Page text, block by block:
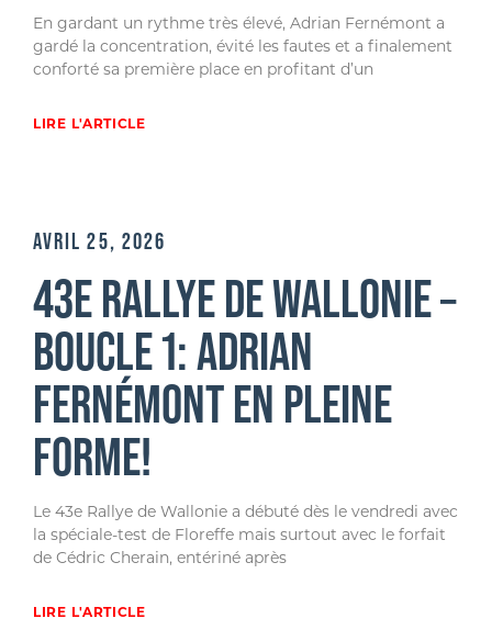
En gardant un rythme très élevé, Adrian Fernémont a
gardé la concentration, évité les fautes et a finalement
conforté sa première place en profitant d’un
LIRE L'ARTICLE
43E RALLYE DE WALLONIE –
BOUCLE 1: ADRIAN
FERNÉMONT EN PLEINE
FORME!
AVRIL 25, 2026
Le 43e Rallye de Wallonie a débuté dès le vendredi avec
la spéciale-test de Floreffe mais surtout avec le forfait
de Cédric Cherain, entériné après
LIRE L'ARTICLE